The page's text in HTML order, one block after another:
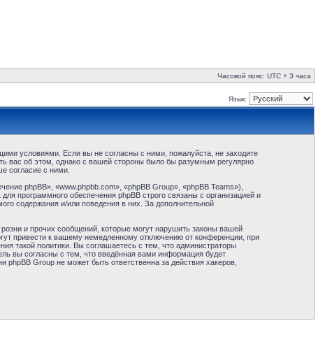
Часовой пояс: UTC + 3 часа
Язык:
условиями. Если вы не согласны с ними, пожалуйста, не заходите
вас об этом, однако с вашей стороны было бы разумным регулярно
согласие с ними.
phpBB», «www.phpbb.com», «phpBB Group», «phpBB Teams»),
программного обеспечения phpBB строго связаны с организацией и
содержания и/или поведения в них. За дополнительной
и прочих сообщений, которые могут нарушить законы вашей
привести к вашему немедленному отключению от конференции, при
такой политики. Вы соглашаетесь с тем, что администраторы
вы согласны с тем, что введённая вами информация будет
Group не может быть ответственна за действия хакеров,